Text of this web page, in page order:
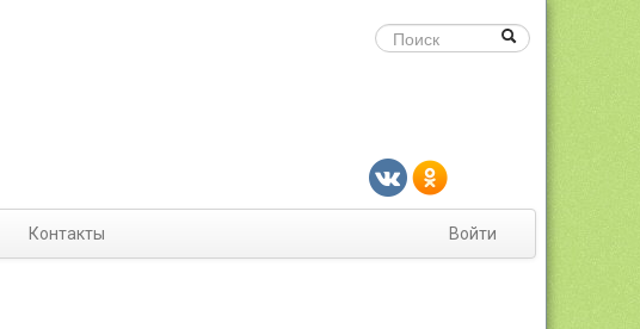
Контакты Войти